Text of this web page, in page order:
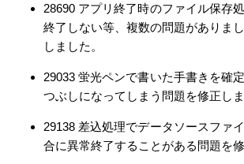
28690 アプリ終了時のファイル保存
終了しない等、複数の問題がありま
しました。
29033 蛍光ペンで書いた手書きを確
つぶしになってしまう問題を修正しま
29138 差込処理でデータソースファ
合に異常終了することがある問題を修